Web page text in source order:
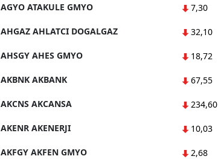
AGYO ATAKULE GMYO 7,30
AHGAZ AHLATCI DOGALGAZ 32,10
AHSGY AHES GMYO 18,72
AKBNK AKBANK 67,55
AKCNS AKCANSA 234,60
AKENR AKENERJI 10,03
AKFGY AKFEN GMYO 2,68